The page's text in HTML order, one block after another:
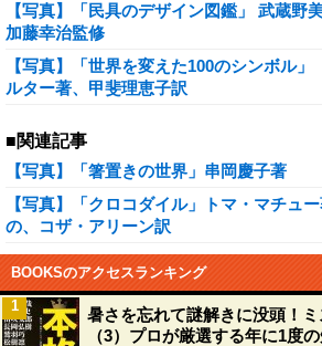
【写真】「民具のデザイン図鑑」 武蔵野
加藤幸治監修
【写真】「世界を変えた100のシンボル
ルター著、甲斐理恵子訳
■関連記事
【写真】「箸置きの世界」串岡慶子著
【写真】「クロコダイル」トマ・マチュ
の、コザ・アリーン訳
BOOKSのアクセスランキング
暑さを忘れて謎解きに没頭！
（3）プロが厳選する年に1度
1